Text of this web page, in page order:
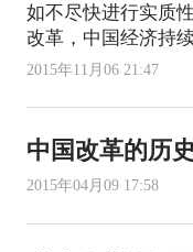
如不尽快进行实质
改革，中国经济持
2015年11月06 21:47
中国改革的历
2015年04月09 17:58